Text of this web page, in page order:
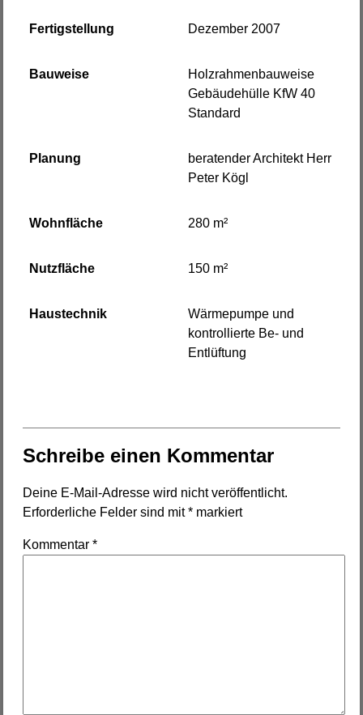
Fertigstellung Dezember 2007
Bauweise
Holzrahmenbauweise
Gebäudehülle KfW 40
Standard
Planung
beratender Architekt Herr
Peter Kögl
Wohnfläche 280 m²
Nutzfläche 150 m²
Haustechnik
Wärmepumpe und
kontrollierte Be- und
Entlüftung
Schreibe einen Kommentar
Deine E-Mail-Adresse wird nicht veröffentlicht.
Erforderliche Felder sind mit* markiert
Kommentar*